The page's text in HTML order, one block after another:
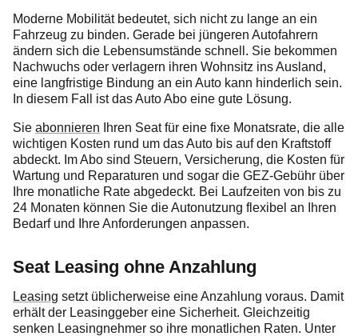
Moderne Mobilität bedeutet, sich nicht zu lange an ein
Fahrzeug zu binden. Gerade bei jüngeren Autofahrern
ändern sich die Lebensumstände schnell. Sie bekommen
Nachwuchs oder verlagern ihren Wohnsitz ins Ausland,
eine langfristige Bindung an ein Auto kann hinderlich sein.
In diesem Fall ist das Auto Abo eine gute Lösung.
Sie abonnieren Ihren Seat für eine fixe Monatsrate, die alle
wichtigen Kosten rund um das Auto bis auf den Kraftstoff
abdeckt. Im Abo sind Steuern, Versicherung, die Kosten für
Wartung und Reparaturen und sogar die GEZ-Gebühr über
Ihre monatliche Rate abgedeckt. Bei Laufzeiten von bis zu
24 Monaten können Sie die Autonutzung flexibel an Ihren
Bedarf und Ihre Anforderungen anpassen.
Seat Leasing ohne Anzahlung
Leasing setzt üblicherweise eine Anzahlung voraus. Damit
erhält der Leasinggeber eine Sicherheit. Gleichzeitig
senken Leasingnehmer so ihre monatlichen Raten. Unter